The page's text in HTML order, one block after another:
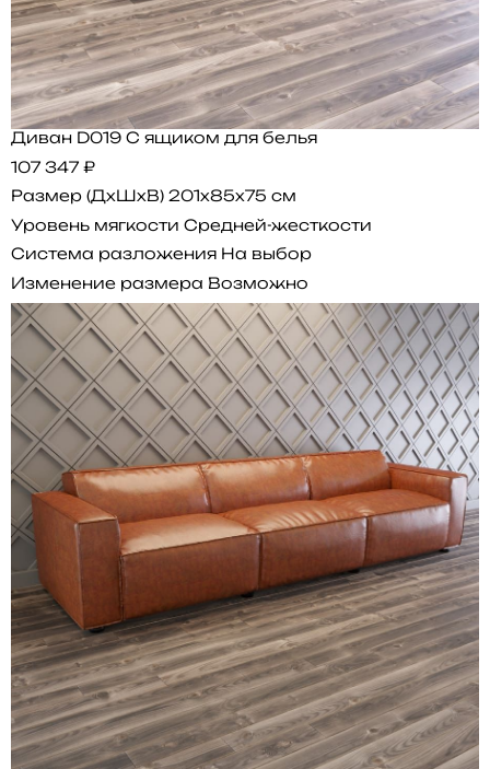
Диван D019 С ящиком для белья
107 347 ₽
Размер (ДхШхВ) 201x85x75 см
Уровень мягкости Средней-жесткости
Система разложения На выбор
Изменение размера Возможно